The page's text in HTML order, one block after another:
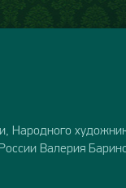
Народного
Валерия